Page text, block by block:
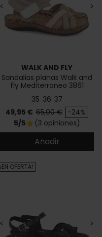
< >
WALK AND FLY
Sandalias planas Walk and
fly Mediterraneo 3861
35 36 37
Precio
49,95 € Precio base
65,00 € -24%
5/5star (3 opiniones)
Añadir
< >
¡EN OFERTA!